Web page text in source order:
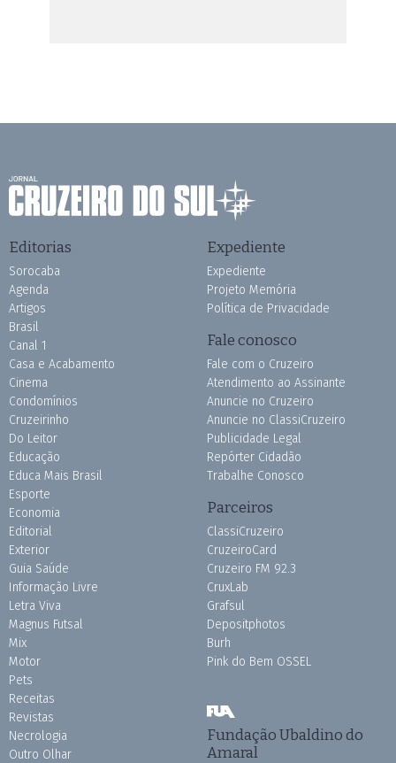
Editorias
Sorocaba
Agenda
Artigos
Brasil
Canal 1
Casa e Acabamento
Cinema
Condomínios
Cruzeirinho
Do Leitor
Educação
Educa Mais Brasil
Esporte
Economia
Editorial
Exterior
Guia Saúde
Informação Livre
Letra Viva
Magnus Futsal
Mix
Motor
Pets
Receitas
Revistas
Necrologia
Outro Olhar
Expediente
Expediente
Projeto Memória
Política de Privacidade
Fale conosco
Fale com o Cruzeiro
Atendimento ao Assinante
Anuncie no Cruzeiro
Anuncie no ClassiCruzeiro
Publicidade Legal
Repórter Cidadão
Trabalhe Conosco
Parceiros
ClassiCruzeiro
CruzeiroCard
Cruzeiro FM 92.3
CruxLab
Grafsul
Depositphotos
Burh
Pink do Bem OSSEL
Fundação Ubaldino do
Amaral